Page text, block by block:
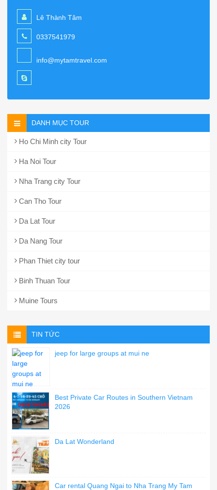
Lê Thành Tâm
0337541979
info@mytamtravel.com
DANH MỤC TOUR
Ho Chi Minh city Tour
Ha Noi Tour
Nha Trang city Tour
Can Tho Tour
Da Lat Tour
Da Nang Tour
Phan Thiet city tour
Binh Thuan Tour
Muine Tours
TIN TỨC
jeep for large groups at mui ne
Best Private Car Routes in Southern Vietnam
2026
Da Lat Wonderland
Car rental Quang Ngai to Nha Trang My Tam